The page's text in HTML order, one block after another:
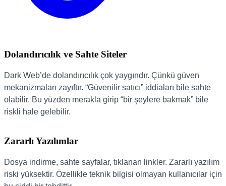
Dolandırıcılık ve Sahte Siteler
Dark Web’de dolandırıcılık çok yaygındır. Çünkü güven
mekanizmaları zayıftır. “Güvenilir satıcı” iddiaları bile sahte
olabilir. Bu yüzden merakla girip “bir şeylere bakmak” bile
riskli hale gelebilir.
Zararlı Yazılımlar
Dosya indirme, sahte sayfalar, tıklanan linkler. Zararlı yazılım
riski yüksektir. Özellikle teknik bilgisi olmayan kullanıcılar için